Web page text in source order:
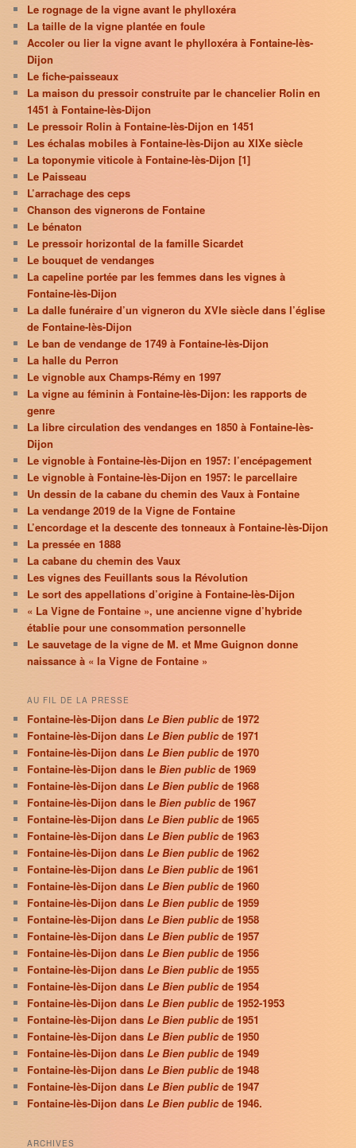
Le rognage de la vigne avant le phylloxéra
La taille de la vigne plantée en foule
Accoler ou lier la vigne avant le phylloxéra à Fontaine-lès-
Dijon
Le fiche-paisseaux
La maison du pressoir construite par le chancelier Rolin en
1451 à Fontaine-lès-Dijon
Le pressoir Rolin à Fontaine-lès-Dijon en 1451
Les échalas mobiles à Fontaine-lès-Dijon au XIXe siècle
La toponymie viticole à Fontaine-lès-Dijon [1]
Le Paisseau
L’arrachage des ceps
Chanson des vignerons de Fontaine
Le bénaton
Le pressoir horizontal de la famille Sicardet
Le bouquet de vendanges
La capeline portée par les femmes dans les vignes à
Fontaine-lès-Dijon
La dalle funéraire d’un vigneron du XVIe siècle dans l’église
de Fontaine-lès-Dijon
Le ban de vendange de 1749 à Fontaine-lès-Dijon
La halle du Perron
Le vignoble aux Champs-Rémy en 1997
La vigne au féminin à Fontaine-lès-Dijon: les rapports de
genre
La libre circulation des vendanges en 1850 à Fontaine-lès-
Dijon
Le vignoble à Fontaine-lès-Dijon en 1957: l’encépagement
Le vignoble à Fontaine-lès-Dijon en 1957: le parcellaire
Un dessin de la cabane du chemin des Vaux à Fontaine
La vendange 2019 de la Vigne de Fontaine
L’encordage et la descente des tonneaux à Fontaine-lès-Dijon
La pressée en 1888
La cabane du chemin des Vaux
Les vignes des Feuillants sous la Révolution
Le sort des appellations d’origine à Fontaine-lès-Dijon
« La Vigne de Fontaine », une ancienne vigne d’hybride
établie pour une consommation personnelle
Le sauvetage de la vigne de M. et Mme Guignon donne
naissance à « la Vigne de Fontaine »
AU FIL DE LA PRESSE
Fontaine-lès-Dijon dansLe Bien publicde 1972
Fontaine-lès-Dijon dansLe Bien publicde 1971
Fontaine-lès-Dijon dansLe Bien publicde 1970
Fontaine-lès-Dijon dans leBien publicde 1969
Fontaine-lès-Dijon dansLe Bien publicde 1968
Fontaine-lès-Dijon dans leBien publicde 1967
Fontaine-lès-Dijon dansLe Bien publicde 1965
Fontaine-lès-Dijon dansLe Bien publicde 1963
Fontaine-lès-Dijon dansLe Bien publicde 1962
Fontaine-lès-Dijon dansLe Bien publicde 1961
Fontaine-lès-Dijon dansLe Bien publicde 1960
Fontaine-lès-Dijon dansLe Bien publicde 1959
Fontaine-lès-Dijon dansLe Bien publicde 1958
Fontaine-lès-Dijon dansLe Bien publicde 1957
Fontaine-lès-Dijon dansLe Bien publicde 1956
Fontaine-lès-Dijon dansLe Bien publicde 1955
Fontaine-lès-Dijon dansLe Bien publicde 1954
Fontaine-lès-Dijon dansLe Bien publicde 1952-1953
Fontaine-lès-Dijon dansLe Bien publicde 1951
Fontaine-lès-Dijon dansLe Bien publicde 1950
Fontaine-lès-Dijon dansLe Bien publicde 1949
Fontaine-lès-Dijon dansLe Bien publicde 1948
Fontaine-lès-Dijon dansLe Bien publicde 1947
Fontaine-lès-Dijon dansLe Bien publicde 1946.
ARCHIVES